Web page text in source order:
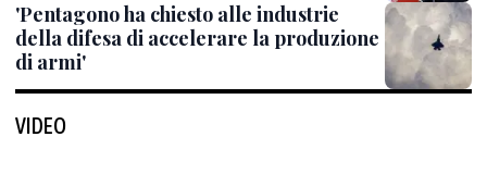
'Pentagono ha chiesto alle industrie
della difesa di accelerare la produzione
di armi'
VIDEO